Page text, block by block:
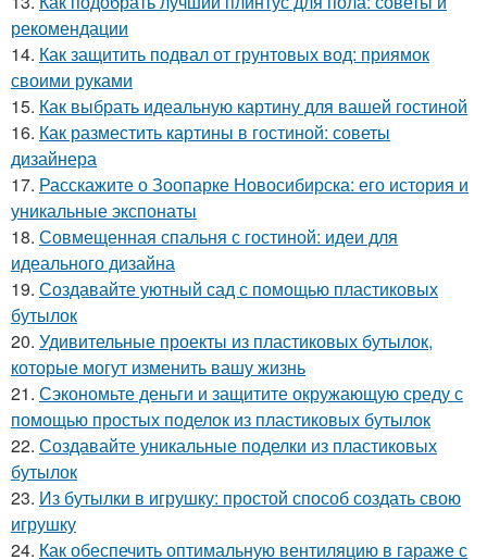
рекомендации
14. Как защитить подвал от грунтовых вод: приямок
своими руками
15. Как выбрать идеальную картину для вашей гостиной
16. Как разместить картины в гостиной: советы
дизайнера
17. Расскажите о Зоопарке Новосибирска: его история и
уникальные экспонаты
18. Совмещенная спальня с гостиной: идеи для
идеального дизайна
19. Создавайте уютный сад с помощью пластиковых
бутылок
20. Удивительные проекты из пластиковых бутылок,
которые могут изменить вашу жизнь
21. Сэкономьте деньги и защитите окружающую среду с
помощью простых поделок из пластиковых бутылок
22. Создавайте уникальные поделки из пластиковых
бутылок
23. Из бутылки в игрушку: простой способ создать свою
игрушку
24. Как обеспечить оптимальную вентиляцию в гараже с